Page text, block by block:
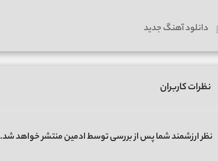
دانلود آهنگ جدید
نظرات کاربران
نظر ارزشمند شما پس از بررسی توسط ادمین منتشر خواهد شد.